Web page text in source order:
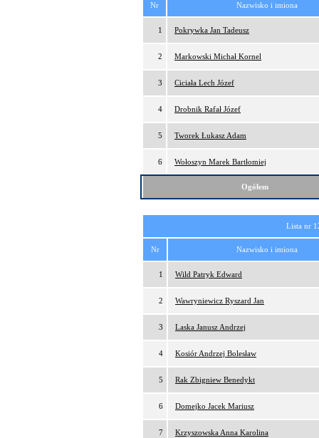
Nr Nazwisko i imiona
1 Pokrywka Jan Tadeusz
2 Markowski Michał Kornel
3 Ciciała Lech Józef
4 Drobnik Rafał Józef
5 Tworek Łukasz Adam
6 Wołoszyn Marek Bartłomiej
Ogółem
Lista nr
Nr Nazwisko i imiona
1 Wild Patryk Edward
2 Wawryniewicz Ryszard Jan
3 Laska Janusz Andrzej
4 Kosiór Andrzej Bolesław
5 Rak Zbigniew Benedykt
6 Domejko Jacek Mariusz
7 Krzyszowska Anna Karolina